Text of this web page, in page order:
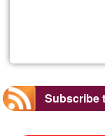
Subscribe